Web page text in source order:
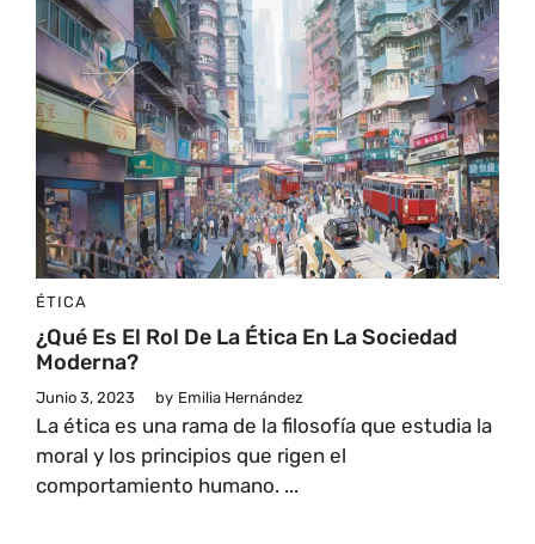
ÉTICA
¿Qué Es El Rol De La Ética En La Sociedad
Moderna?
Junio 3, 2023 by Emilia Hernández
La ética es una rama de la filosofía que estudia la
moral y los principios que rigen el
comportamiento humano. ...